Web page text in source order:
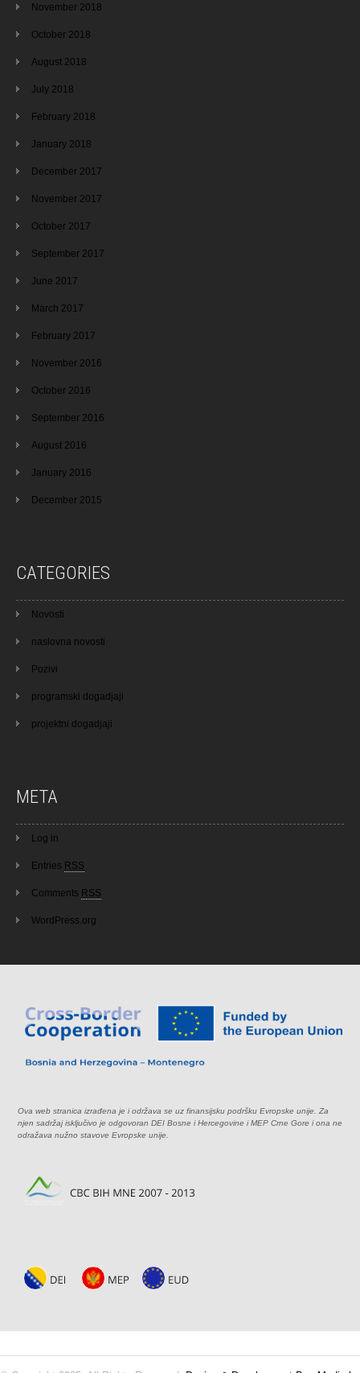
November 2018
October 2018
August 2018
July 2018
February 2018
January 2018
December 2017
November 2017
October 2017
September 2017
June 2017
March 2017
February 2017
November 2016
October 2016
September 2016
August 2016
January 2016
December 2015
CATEGORIES
Novosti
naslovna novosti
Pozivi
programski dogadjaji
projektni dogadjaji
META
Log in
Entries RSS
Comments RSS
WordPress.org
Ova web stranica izrađena je i održava se uz finansijsku podršku Evropske unije. Za
njen sadržaj isključivo je odgovoran DEI Bosne i Hercegovine i MEP Crne Gore i ona ne
odražava nužno stavove Evropske unije.